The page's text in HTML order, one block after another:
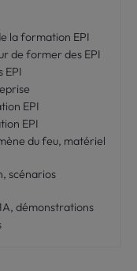
la formation EPI
de former des EPI
EPI
EPI
EPI
du feu, matériel
scénarios
démonstrations